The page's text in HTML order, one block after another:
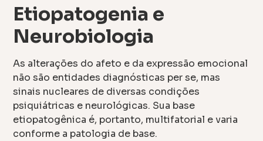
Etiopatogenia e
Neurobiologia
As alterações do afeto e da expressão emocional
não são entidades diagnósticas per se, mas
sinais nucleares de diversas condições
psiquiátricas e neurológicas. Sua base
etiopatogênica é, portanto, multifatorial e varia
conforme a patologia de base.